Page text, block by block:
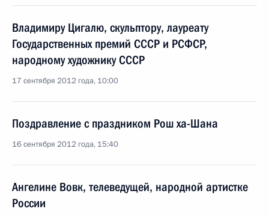
Владимиру Цигалю, скульптору, лауреату
Государственных премий СССР и РСФСР,
народному художнику СССР
17 сентября 2012 года, 10:00
Поздравление с праздником Рош ха-Шана
16 сентября 2012 года, 15:40
Ангелине Вовк, телеведущей, народной артистке
России